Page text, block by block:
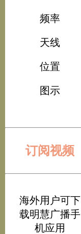
频率
天线
位置
图示
订阅视频
海外用户可下
载明慧广播手
机应用